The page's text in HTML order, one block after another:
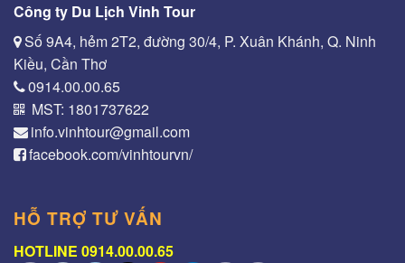
Công ty Du Lịch Vinh Tour
Số 9A4, hẻm 2T2, đường 30/4, P. Xuân Khánh, Q. Ninh
Kiều, Cần Thơ
0914.00.00.65
MST: 1801737622
info.vinhtour@gmail.com
facebook.com/vinhtourvn/
HỖ TRỢ TƯ VẤN
HOTLINE 0914.00.00.65